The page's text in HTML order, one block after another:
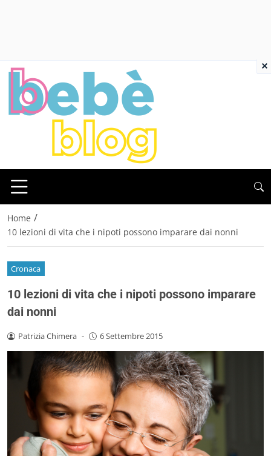
Home /
10 lezioni di vita che i nipoti possono imparare dai nonni
Cronaca
10 lezioni di vita che i nipoti possono imparare
dai nonni
Patrizia Chimera - 6 Settembre 2015
×